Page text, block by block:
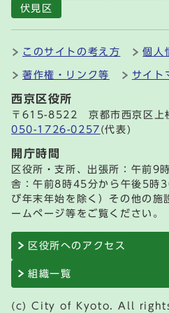
伏見区
このサイトの考え方 個人
著作権・リンク等 サイト
西京区役所
〒615-8522 京都市西京区上
050-1726-0257 (代表)
開庁時間
区役所・支所、出張所：午前
舎：午前8時45分から午後5時
び年末年始を除く）その他の施
ームページ等をご覧ください。
区役所へのアクセス
組織一覧
(c) City of Kyoto. All